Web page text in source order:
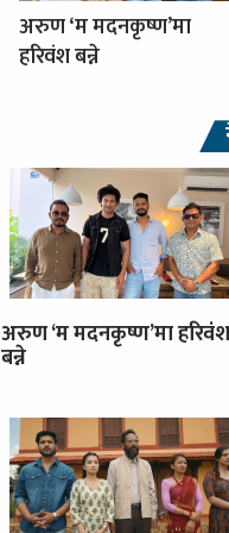
अरुण ‘म मदनकृष्ण’मा
हरिवंश बन्ने
अरुण ‘म मदनकृष्ण’मा हरिवंश
बन्ने